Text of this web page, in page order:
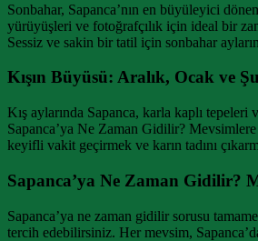
Sonbahar, Sapanca’nın en büyüleyici
yürüyüşleri ve fotoğrafçılık için ideal bir
Sessiz ve sakin bir tatil için sonbahar
Kışın Büyüsü: Aralık, Ocak ve
Kış aylarında Sapanca, karla kaplı
Sapanca’ya Ne Zaman Gidilir? Mevsimlere
keyifli vakit geçirmek ve karın tadını
Sapanca’ya Ne Zaman Gidilir?
Sapanca’ya ne zaman gidilir sorusu
tercih edebilirsiniz. Her mevsim,